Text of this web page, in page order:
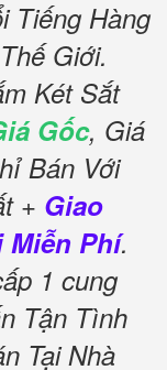
Tiếng Hàng
Giới.
Két Sắt
Gốc, Giá
Bán Với
+ Giao
Miễn Phí.
1 cung
Tận Tình
Tại Nhà